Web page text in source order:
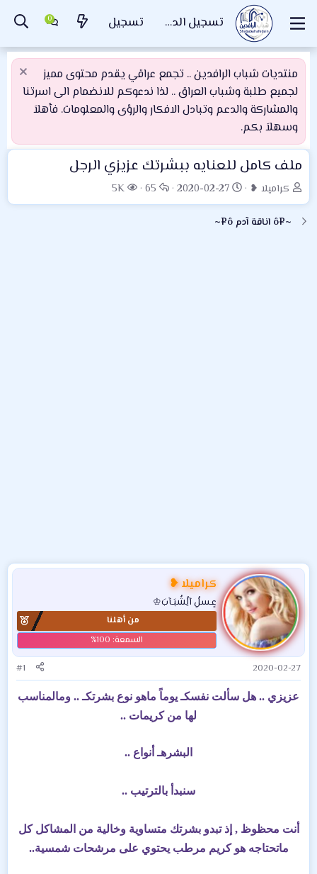
تسجيل الدخول تسجيل
منتديات شباب الرافدين .. تجمع عراقي يقدم محتوى مميز
لجميع طلبة وشباب العراق .. لذا ندعوكم للانضمام الى اسرتنا
والمشاركة والدعم وتبادل الافكار والرؤى والمعلومات. فأهلاَ
وسهلاَ بكم.
ملف كامل للعنايه ببشرتك عزيزي الرجل
ب
ا
د
كراميلا ❥
ت
ا
ر
2020-02-27
ا
ل
65
ا
ل
5K
~¤ô اناقة آدم ô¤~
كراميلا ❥
عٍـسلُِ آلُِشُبَـآبَ♔
من أهلنا
2020-02-27
#1
عزيزي .. هل سألت نفسكـ يوماً ماهو نوع بشرتكـ .. ومالمناسب
لها من كريمات ..
البشرهـ أنواع ..
سنبدأ بالترتيب ..
أنت محظوظ , إذ تبدو بشرتك متساوية وخالية من المشاكل كل
ماتحتاجه هو كريم مرطب يحتوي على مرشحات شمسية..